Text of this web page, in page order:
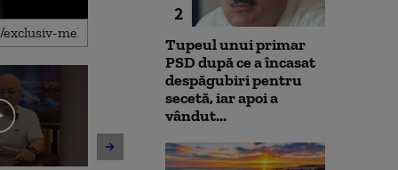
2
Tupeul unui primar
PSD după ce a încasat
despăgubiri pentru
secetă, iar apoi a
vândut...